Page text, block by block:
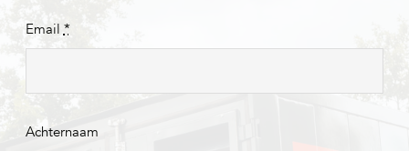
Email *
Achternaam